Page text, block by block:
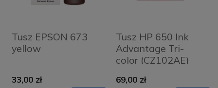
Tusz EPSON 673
yellow
33,00 zł
Tusz HP 650 Ink
Advantage Tri-
color (CZ102AE)
69,00 zł